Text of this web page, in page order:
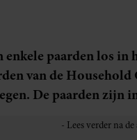
paarden los in
van de
De paarden zijn